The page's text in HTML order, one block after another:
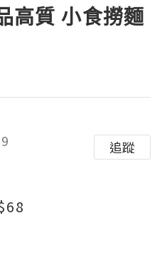
高質 小食撈麵
追蹤